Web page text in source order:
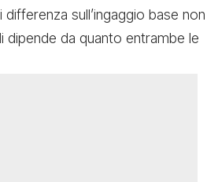
sull’ingaggio base non
da quanto entrambe le